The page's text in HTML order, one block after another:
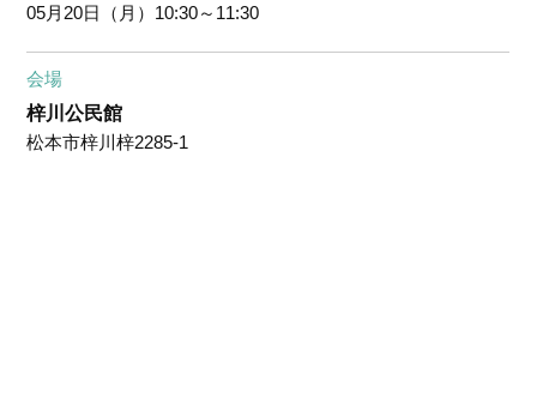
05月20日（月） 10:30～11:30
会場
梓川公民館
松本市梓川梓2285-1